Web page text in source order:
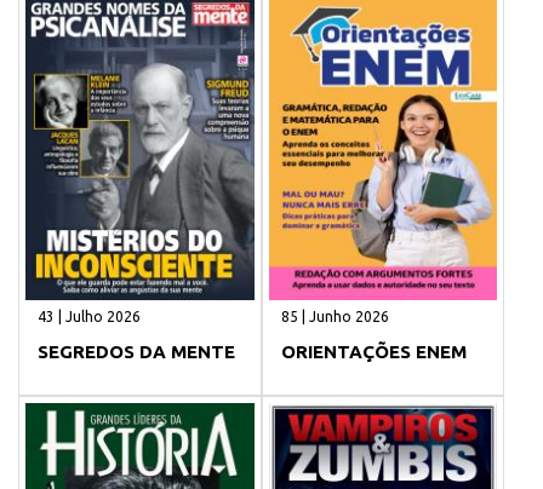
43 | Julho 2026
SEGREDOS DA MENTE
85 | Junho 2026
ORIENTAÇÕES ENEM